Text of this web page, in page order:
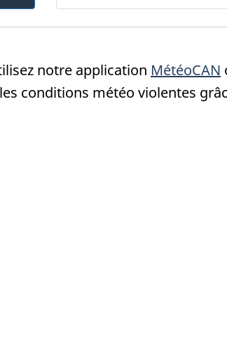
notre application MétéoCAN
conditions météo violentes